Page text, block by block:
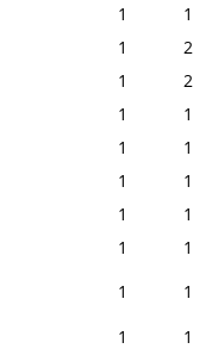
1
1
1
2
1
2
1
1
1
1
1
1
1
1
1
1
1
1
1
1